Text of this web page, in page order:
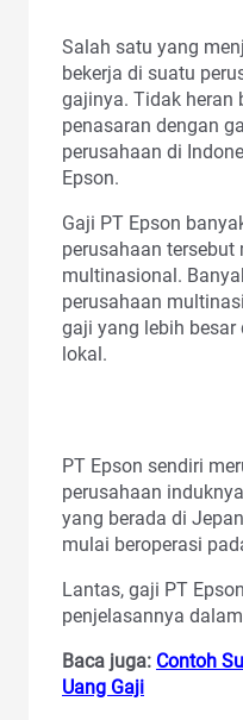
Salah satu yang
bekerja di suatu
gajinya. Tidak heran
penasaran dengan
perusahaan di
Epson.
Gaji PT Epson
perusahaan tersebut
multinasional.
perusahaan
gaji yang lebih besar
lokal.
PT Epson sendiri
perusahaan
yang berada di
mulai beroperasi
Lantas, gaji PT
penjelasannya
Baca juga: Contoh
Uang Gaji